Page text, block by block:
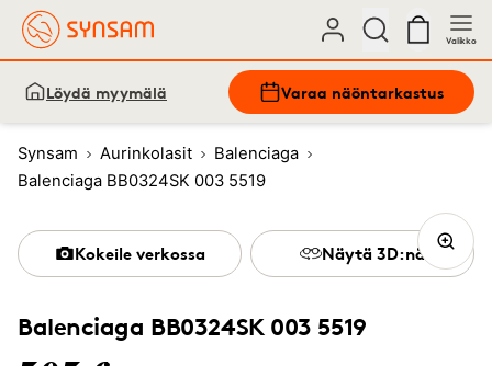
Valikko
Löydä myymälä Varaa näöntarkastus
Synsam Aurinkolasit
Balenciaga
Balenciaga BB0324SK 003 5519
Balenciaga BB0324SK 003 5519
Kokeile verkossa Näytä 3D:nä